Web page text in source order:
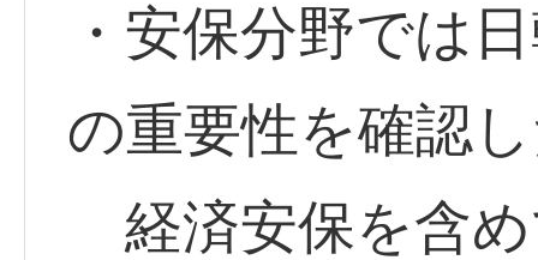
・安保分野では
の重要性を確認
経済安保を含